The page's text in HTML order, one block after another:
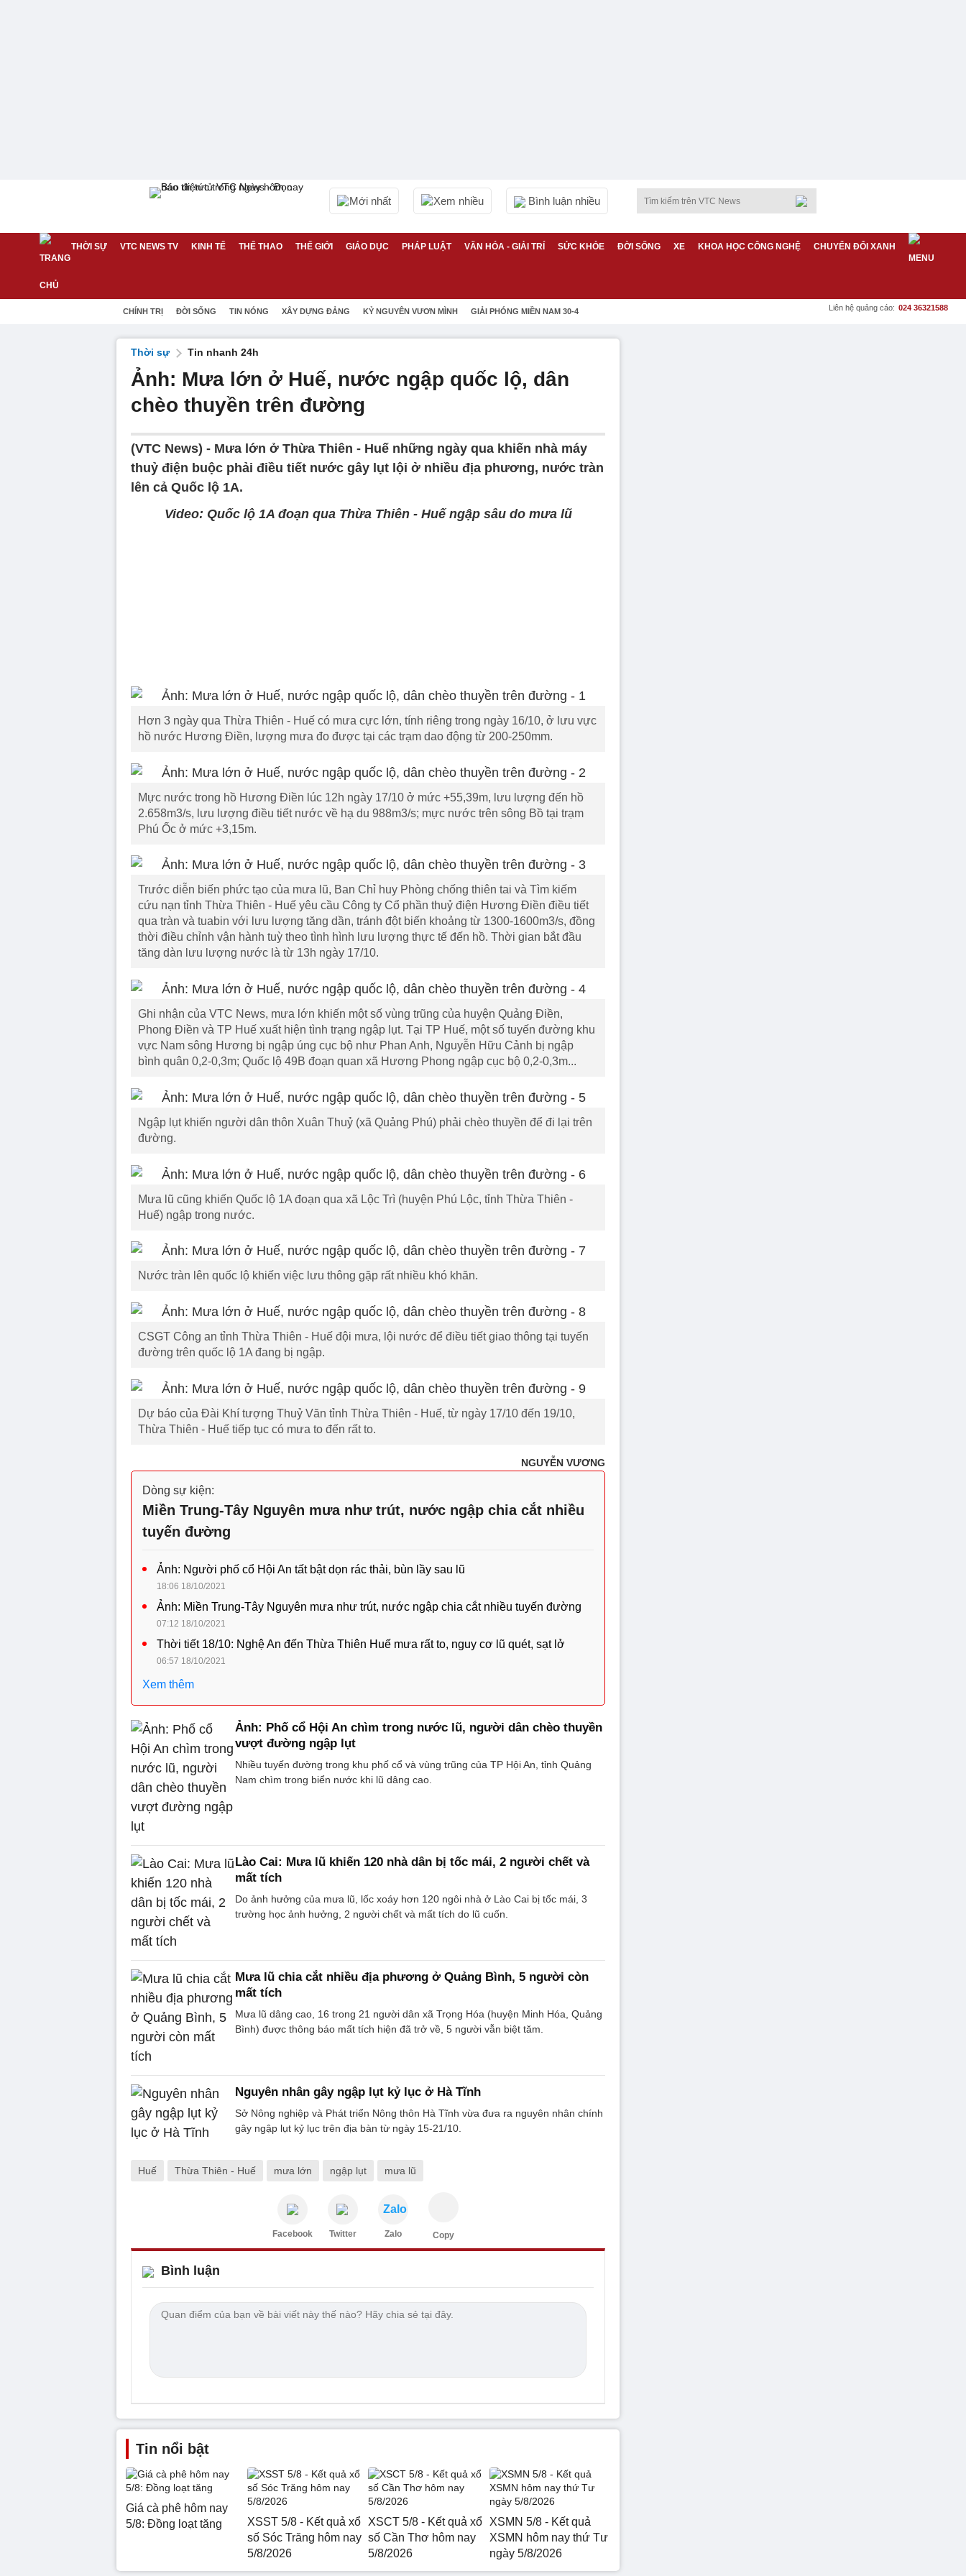
Mới nhất Xem nhiều Bình luận nhiều
THỜI SỰ VTC NEWS TV KINH TẾ THỂ THAO THẾ GIỚI GIÁO DỤC PHÁP LUẬT VĂN HÓA - GIẢI TRÍ SỨC KHỎE ĐỜI SỐNG XE KHOA HỌC CÔNG NGHỆ CHUYỂN ĐỔI XANH
CHÍNH TRỊ ĐỜI SỐNG TIN NÓNG XÂY DỰNG ĐẢNG KỶ NGUYÊN VƯƠN MÌNH GIẢI PHÓNG MIỀN NAM 30-4 Liên hệ quảng cáo: 024 36321588
Thời sự Tin nhanh 24h
Ảnh: Mưa lớn ở Huế, nước ngập quốc lộ, dân
chèo thuyền trên đường
(VTC News) - Mưa lớn ở Thừa Thiên - Huế những ngày qua khiến nhà máy
thuỷ điện buộc phải điều tiết nước gây lụt lội ở nhiều địa phương, nước tràn
lên cả Quốc lộ 1A.
Video: Quốc lộ 1A đoạn qua Thừa Thiên - Huế ngập sâu do mưa lũ
Hơn 3 ngày qua Thừa Thiên - Huế có mưa cực lớn, tính riêng trong ngày 16/10, ở lưu vực
hồ nước Hương Điền, lượng mưa đo được tại các trạm dao động từ 200-250mm.
Mực nước trong hồ Hương Điền lúc 12h ngày 17/10 ở mức +55,39m, lưu lượng đến hồ
2.658m3/s, lưu lượng điều tiết nước về hạ du 988m3/s; mực nước trên sông Bồ tại trạm
Phú Ốc ở mức +3,15m.
Trước diễn biến phức tạo của mưa lũ, Ban Chỉ huy Phòng chống thiên tai và Tìm kiếm
cứu nạn tỉnh Thừa Thiên - Huế yêu cầu Công ty Cổ phần thuỷ điện Hương Điền điều tiết
qua tràn và tuabin với lưu lượng tăng dần, tránh đột biến khoảng từ 1300-1600m3/s, đồng
thời điều chỉnh vận hành tuỳ theo tình hình lưu lượng thực tế đến hồ. Thời gian bắt đầu
tăng dàn lưu lượng nước là từ 13h ngày 17/10.
Ghi nhận của VTC News, mưa lớn khiến một số vùng trũng của huyện Quảng Điền,
Phong Điền và TP Huế xuất hiện tình trạng ngập lụt. Tại TP Huế, một số tuyến đường khu
vực Nam sông Hương bị ngập úng cục bộ như Phan Anh, Nguyễn Hữu Cảnh bị ngập
bình quân 0,2-0,3m; Quốc lộ 49B đoạn quan xã Hương Phong ngập cục bộ 0,2-0,3m...
Ngập lụt khiến người dân thôn Xuân Thuỷ (xã Quảng Phú) phải chèo thuyền để đi lại trên
đường.
Mưa lũ cũng khiến Quốc lộ 1A đoạn qua xã Lộc Trì (huyện Phú Lộc, tỉnh Thừa Thiên -
Huế) ngập trong nước.
Nước tràn lên quốc lộ khiến việc lưu thông gặp rất nhiều khó khăn.
CSGT Công an tỉnh Thừa Thiên - Huế đội mưa, lội nước để điều tiết giao thông tại tuyến
đường trên quốc lộ 1A đang bị ngập.
Dự báo của Đài Khí tượng Thuỷ Văn tỉnh Thừa Thiên - Huế, từ ngày 17/10 đến 19/10,
Thừa Thiên - Huế tiếp tục có mưa to đến rất to.
NGUYỄN VƯƠNG
Dòng sự kiện:
Miền Trung-Tây Nguyên mưa như trút, nước ngập chia cắt nhiều
tuyến đường
Ảnh: Người phố cổ Hội An tất bật dọn rác thải, bùn lầy sau lũ
18:06 18/10/2021
Ảnh: Miền Trung-Tây Nguyên mưa như trút, nước ngập chia cắt nhiều tuyến đường
07:12 18/10/2021
Thời tiết 18/10: Nghệ An đến Thừa Thiên Huế mưa rất to, nguy cơ lũ quét, sạt lở
06:57 18/10/2021
Xem thêm
Ảnh: Phố cổ Hội An chìm trong nước lũ, người dân chèo thuyền
vượt đường ngập lụt
Nhiều tuyến đường trong khu phố cổ và vùng trũng của TP Hội An, tỉnh Quảng
Nam chìm trong biển nước khi lũ dâng cao.
Lào Cai: Mưa lũ khiến 120 nhà dân bị tốc mái, 2 người chết và
mất tích
Do ảnh hưởng của mưa lũ, lốc xoáy hơn 120 ngôi nhà ở Lào Cai bị tốc mái, 3
trường học ảnh hưởng, 2 người chết và mất tích do lũ cuốn.
Mưa lũ chia cắt nhiều địa phương ở Quảng Bình, 5 người còn
mất tích
Mưa lũ dâng cao, 16 trong 21 người dân xã Trọng Hóa (huyện Minh Hóa, Quảng
Bình) được thông báo mất tích hiện đã trở về, 5 người vẫn biệt tăm.
Nguyên nhân gây ngập lụt kỷ lục ở Hà Tĩnh
Sở Nông nghiệp và Phát triển Nông thôn Hà Tĩnh vừa đưa ra nguyên nhân chính
gây ngập lụt kỷ lục trên địa bàn từ ngày 15-21/10.
Huế Thừa Thiên - Huế mưa lớn ngập lụt mưa lũ
Facebook Twitter
Zalo
Zalo Copy
Bình luận
Tin nổi bật
Giá cà phê hôm nay
5/8: Đồng loạt tăng
XSST 5/8 - Kết quả xổ
số Sóc Trăng hôm nay
5/8/2026
XSCT 5/8 - Kết quả xổ
số Cần Thơ hôm nay
5/8/2026
XSMN 5/8 - Kết quả
XSMN hôm nay thứ Tư
ngày 5/8/2026